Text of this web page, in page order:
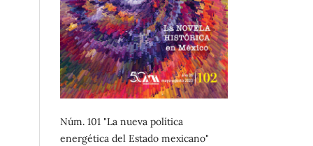
Núm. 101 "La nueva política
energética del Estado mexicano"